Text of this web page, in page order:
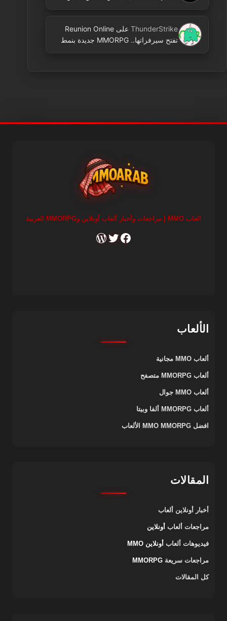
ThunderStrike على Reunion Online
تفتح سيرفراتها.. MMORPG جديدة بنمط
العاب MMO | مراجعات وأخبار ألعاب أونلاين وMMORPG العربية
Facebook
X
RSS
الألعاب
ألعاب MMO مجانية
ألعاب MMORPG متصفح
ألعاب MMO جوال
ألعاب MMORPG ألفا وبيتا
افضل MMO MMORPG الألعاب
المقالات
أخبار أونلاين ألعاب
مراجعات ألعاب أونلاين
فيديوهات ألعاب أونلاين MMO
مراجعات سريعة
كل المقالات